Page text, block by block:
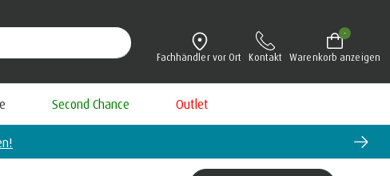
Fachhändler vor Ort Kontakt Warenkorb anzeigen
-
Second Chance Outlet